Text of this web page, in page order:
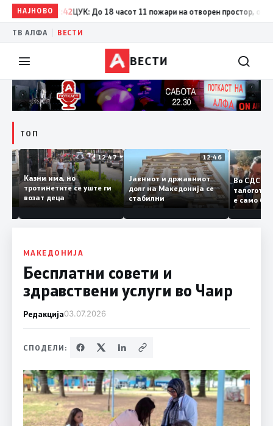
НАЈНОВО
17:42 ЦУК: До 18 часот 11 пожари на отворен простор, од кои
ТВ АЛФА ВЕСТИ
ВЕСТИ
ТОП
12:50
и
12:47
Казни има, но
тротинетите се уште ги
возат деца
12:46
Јавниот и државниот
долг на Македонија се
стабилни
Во
е само
копија
Заев
МАКЕДОНИЈА
Бесплатни совети и
здравствени услуги во Чаир
Редакција03.07.2026
СПОДЕЛИ: